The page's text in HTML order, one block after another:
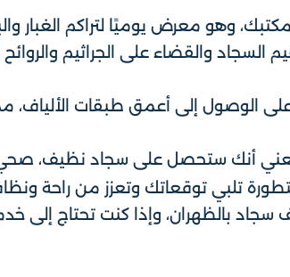
وهو معرض يوميًا لتراكم الغبار
السجاد والقضاء على الجراثيم
الوصول إلى أعمق طبقات الألياف،
أنك ستحصل على سجاد نظيف، صحي،
تلبي توقعاتك وتعزز من راحة
بالظهران، وإذا كنت تحتاج إلى